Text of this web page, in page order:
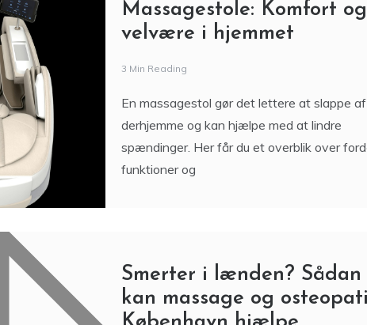
København hjælpe
5 Min Reading
Lændesmerter er en af de mest almindelige